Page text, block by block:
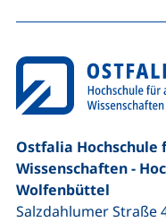
Ostfalia Hochschule
Wissenschaften -
Wolfenbüttel
Salzdahlumer Straße